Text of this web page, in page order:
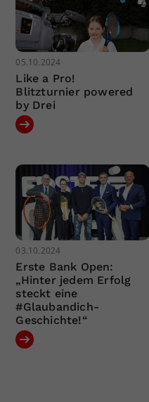
05.10.2024
Like a Pro!
Blitzturnier powered
by Drei
03.10.2024
Erste Bank Open:
„Hinter jedem Erfolg
steckt eine
#Glaubandich-
Geschichte!“